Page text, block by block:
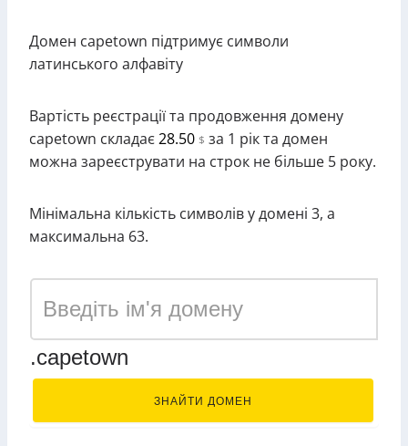
Домен capetown підтримує символи
латинського алфавіту
Вартість реєстрації та продовження домену
capetown складає28.50 $ за 1 рік та домен
можна зареєструвати на строк не більше 5 року.
Мінімальна кількість символів у домені 3, а
максимальна 63.
.capetown
ЗНАЙТИ ДОМЕН